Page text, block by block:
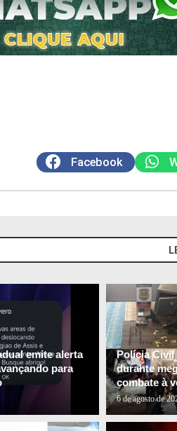
Facebook
emite alerta
para
Polícia Civil
durante
combate à
6 de agosto de